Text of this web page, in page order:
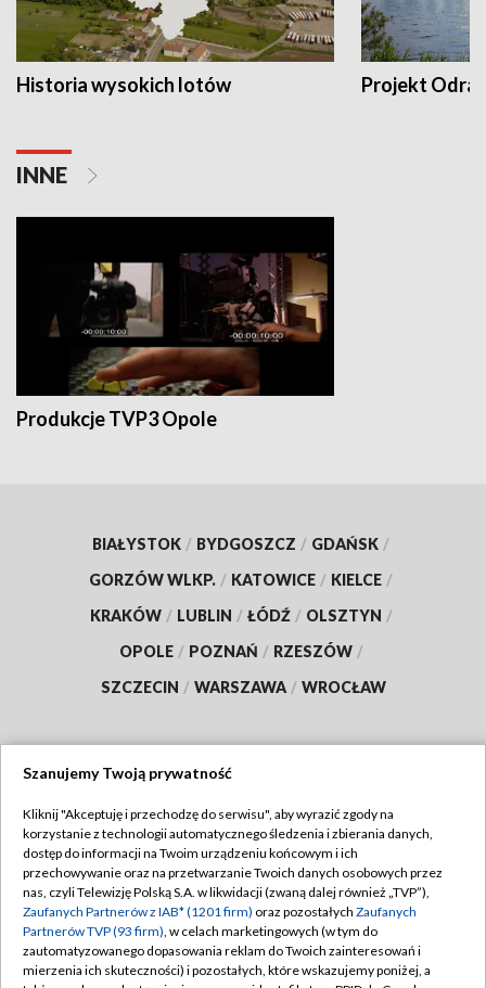
Historia wysokich lotów Projekt Odra
INNE
Produkcje TVP3 Opole
BIAŁYSTOK / BYDGOSZCZ / GDAŃSK /
GORZÓW WLKP. / KATOWICE / KIELCE /
KRAKÓW / LUBLIN / ŁÓDŹ / OLSZTYN /
OPOLE / POZNAŃ / RZESZÓW /
SZCZECIN / WARSZAWA / WROCŁAW
TVP
Abonament TVP
Emisja w TVP
Centrum informacji TVP
Naziemna Telewizja Cyfrowa
Regulamin TVP
Polityka prywatności
Moje zgody
Pomoc
Szanujemy Twoją prywatność
Kliknij "Akceptuję i przechodzę do serwisu", aby wyrazić zgody na
korzystanie z technologii automatycznego śledzenia i zbierania danych,
dostęp do informacji na Twoim urządzeniu końcowym i ich
przechowywanie oraz na przetwarzanie Twoich danych osobowych przez
nas, czyli Telewizję Polską S.A. w likwidacji (zwaną dalej również „TVP”),
Zaufanych Partnerów z IAB* (1201 firm) oraz pozostałych Zaufanych
Partnerów TVP (93 firm), w celach marketingowych (w tym do
zautomatyzowanego dopasowania reklam do Twoich zainteresowań i
mierzenia ich skuteczności) i pozostałych, które wskazujemy poniżej, a